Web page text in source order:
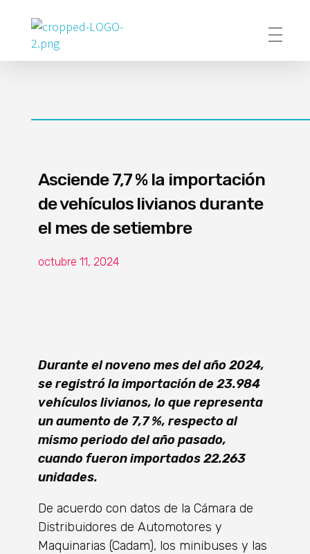
Poder Agropecuario
Asciende 7,7 % la importación
de vehículos livianos durante
el mes de setiembre
octubre 11, 2024
Durante el noveno mes del año 2024,
se registró la importación de 23.984
vehículos livianos, lo que representa
un aumento de 7,7 %, respecto al
mismo periodo del año pasado,
cuando fueron importados 22.263
unidades.
De acuerdo con datos de la Cámara de
Distribuidores de Automotores y
Maquinarias (Cadam), los minibuses y las